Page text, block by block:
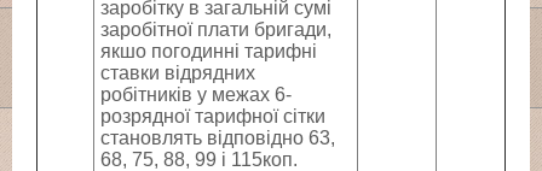
заробітку в загальній сумі
заробітної плати бригади,
якшо погодинні тарифні
ставки відрядних
робітників у межах 6-
розрядної тарифної сітки
становлять відповідно 63,
68, 75, 88, 99 і 115коп.